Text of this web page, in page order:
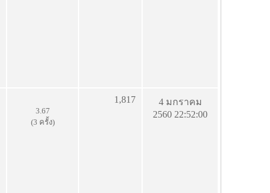
3.67
(3 ครั้ง)
1,817
4 มกราคม
2560 22:52:00